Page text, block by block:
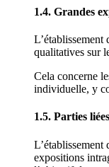
1.4. Grandes
qualitatives sur
Cela concerne
individuelle, y
1.5. Parties liées
L’établissement
expositions